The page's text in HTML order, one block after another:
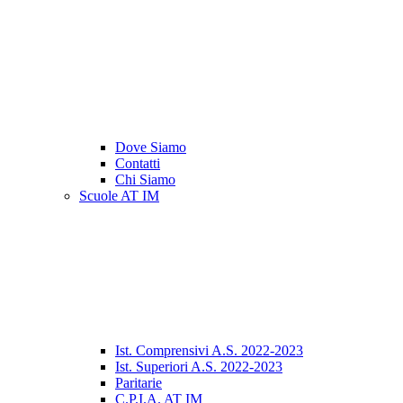
Dove Siamo
Contatti
Chi Siamo
Scuole AT IM
Ist. Comprensivi A.S. 2022-2023
Ist. Superiori A.S. 2022-2023
Paritarie
C.P.I.A. AT IM